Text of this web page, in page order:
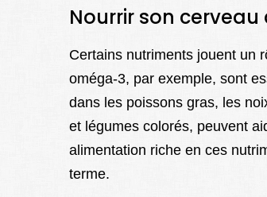
Nourrir son
Certains nutriments jouent un
oméga-3, par exemple, sont
dans les poissons gras, les
et légumes colorés, peuvent
alimentation riche en ces
terme.